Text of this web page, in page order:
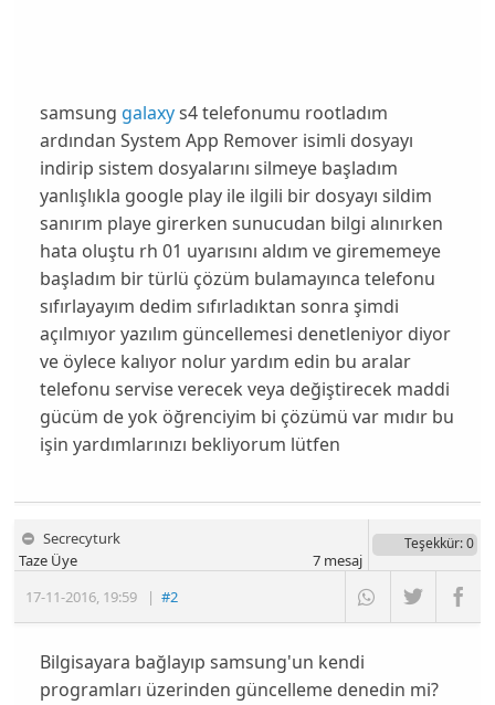
samsung galaxys4 telefonumu rootladım
ardından System App Remover isimli dosyayı
indirip sistem dosyalarını silmeye başladım
yanlışlıkla google play ile ilgili bir dosyayı sildim
sanırım playe girerken sunucudan bilgi alınırken
hata oluştu rh 01 uyarısını aldım ve girememeye
başladım bir türlü çözüm bulamayınca telefonu
sıfırlayayım dedim sıfırladıktan sonra şimdi
açılmıyor yazılım güncellemesi denetleniyor diyor
ve öylece kalıyor nolur yardım edin bu aralar
telefonu servise verecek veya değiştirecek maddi
gücüm de yok öğrenciyim bi çözümü var mıdır bu
işin yardımlarınızı bekliyorum lütfen
Secrecyturk
17-11-2016, 19:59 |#2
Taze Üye
Teşekkür: 0
7mesaj
Bilgisayara bağlayıp samsung'un kendi
programları üzerinden güncelleme denedin mi?